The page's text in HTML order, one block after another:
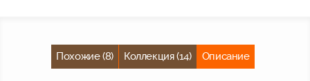
Похожие (8) Коллекция (14) Описание